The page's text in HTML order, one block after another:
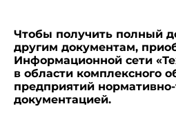
Применение
предусматриваться в
условиях,
требования к
отделочным материалам.
Чтобы получить полный
другим документам,
Информационной сети
в области комплексного
предприятий
документацией.